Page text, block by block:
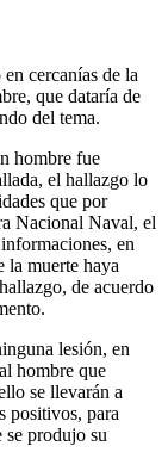
cercanías de la
que dataría de
del tema.
hombre fue
el hallazgo lo
que por
Nacional Naval, el
en
la muerte haya
de acuerdo
lesión, en
hombre que
se llevarán a
positivos, para
se produjo su